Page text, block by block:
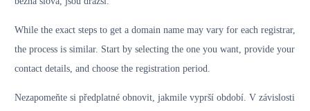
While the exact steps to get a domain name may vary for each registrar,
the process is similar. Start by selecting the one you want, provide your
contact details, and choose the registration period.
Nezapomeňte si předplatné obnovit, jakmile vyprší období. V závislosti